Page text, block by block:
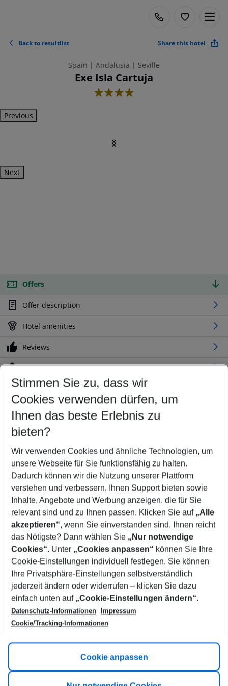
Back to resultlist Share this hotel
Spain | Andalusia | Seville
Exe Isla Cartuja
4
Previous
Next
Offers
Offer description
Hotel amenities
Reviews
Location
Customize your offer
Find the perfect deal which suits your best
Your departure airport
Any airport
Select your date range
09/08/26–07/08/27 5-8 nights
Who will travel
2 adults No children
Show more filter
Footer
Footer navigation
Title A
Link A
Stimmen Sie zu, dass wir
Cookies verwenden dürfen, um
Ihnen das beste Erlebnis zu
bieten?
Wir verwenden Cookies und ähnliche Technologien, um
unsere Webseite für Sie funktionsfähig zu halten.
Dadurch können wir die Nutzung unserer Plattform
verstehen und verbessern, Ihnen Support bieten sowie
Inhalte, Angebote und Werbung anzeigen, die für Sie
relevant sind und zu Ihnen passen. Klicken Sie auf „Alle
akzeptieren“, wenn Sie einverstanden sind. Ihnen reicht
das Nötigste? Dann wählen Sie „Nur notwendige
Cookies“. Unter „Cookies anpassen“ können Sie Ihre
Cookie-Einstellungen individuell festlegen. Sie können
Ihre Privatsphäre-Einstellungen selbstverständlich
jederzeit ändern oder widerrufen – klicken Sie dazu
einfach unten auf „Cookie-Einstellungen ändern“.
Datenschutz-Informationen
Impressum
Cookie/Tracking-Informationen
Cookie anpassen